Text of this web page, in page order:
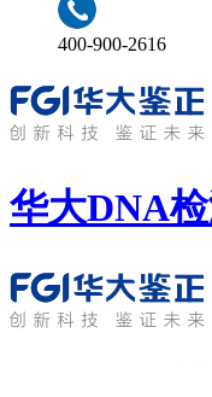
400-900-2616
华大DNA